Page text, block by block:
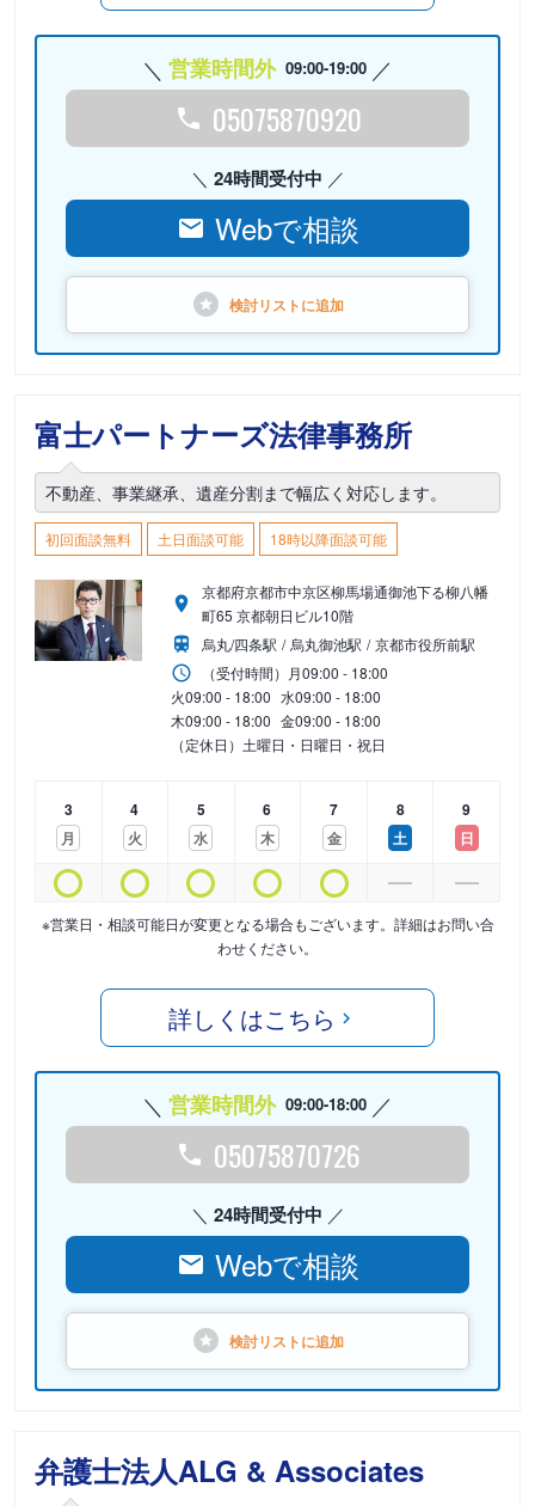
営業時間外 09:00-19:00
05075870920
24時間受付中
Webで相談
検討リストに追加
富士パートナーズ法律事務所
不動産、事業継承、遺産分割まで幅広く対応します。
初回面談無料 土日面談可能 18時以降面談可能
京都府京都市中京区柳馬場通御池下る柳八幡
町65 京都朝日ビル10階
烏丸/四条駅
烏丸御池駅
京都市役所前駅
（受付時間） 月09:00 - 18:00
火09:00 - 18:00 水09:00 - 18:00
木09:00 - 18:00 金09:00 - 18:00
（定休日）土曜日・日曜日・祝日
3
月
4
火
5
水
6
木
7
金
8
土
9
日
※営業日・相談可能日が変更となる場合もございます。詳細はお問い合
わせください。
詳しくはこちら
営業時間外 09:00-18:00
05075870726
24時間受付中
Webで相談
検討リストに追加
弁護士法人ALG & Associates